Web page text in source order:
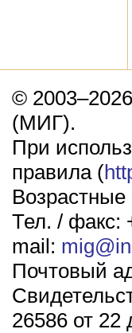
©
(МИГ).
При
правила (
Возрастные
Тел. / факс:
mail:
Почтовый
26586 от 22